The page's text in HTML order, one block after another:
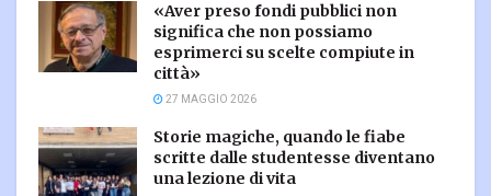
«Aver preso fondi pubblici non
significa che non possiamo
esprimerci su scelte compiute in
città»
27 MAGGIO 2026
Storie magiche, quando le fiabe
scritte dalle studentesse diventano
una lezione di vita